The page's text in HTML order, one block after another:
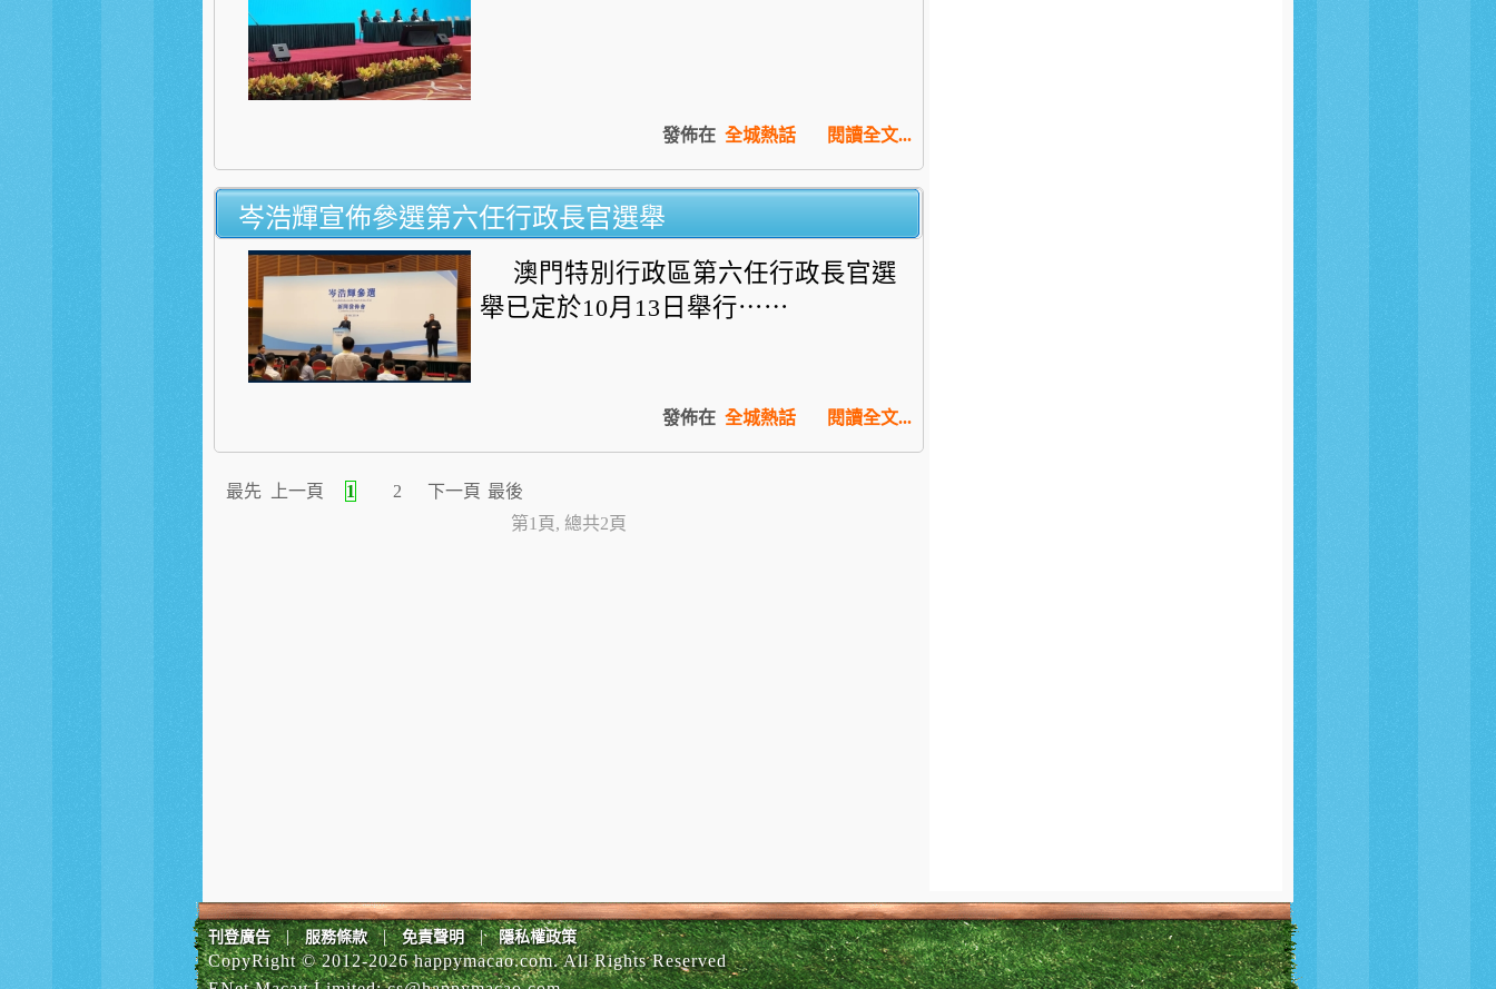
閱讀全文...
發佈在 全城熱話
岑浩輝宣佈參選第六任行政長官選舉
澳門特別行政區第六任行政長官選
舉已定於10月13日舉行⋯⋯
閱讀全文...
發佈在 全城熱話
最先 上一頁 1 2 下一頁 最後
第1頁, 總共2頁
刊登廣告 | 服務條款 | 免責聲明 | 隱私權政策
CopyRight © 2012-2026 happymacao.com. All Rights Reserved